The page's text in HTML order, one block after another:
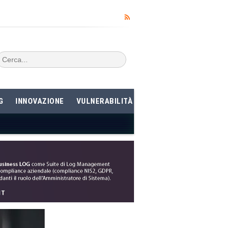
INNOVAZIONE VULNERABILITÀ